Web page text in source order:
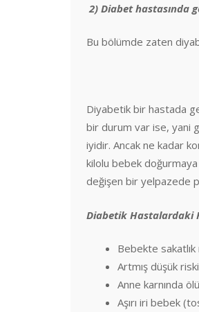
2) Diabet hastasında
Bu bölümde zaten
Diyabetik bir hastada
bir durum var ise, yani
iyidir. Ancak ne kadar
kilolu bebek
değişen bir yelpazede
Diabetik Hastalardaki
Bebekte sakatlık
Artmış düşük riski
Anne karnında
Aşırı iri bebek